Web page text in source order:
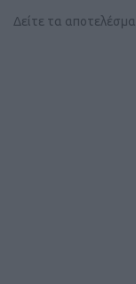
Δείτε τα